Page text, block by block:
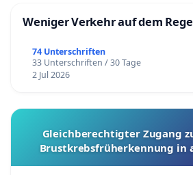
Weniger Verkehr auf dem
74 Unterschriften
33 Unterschriften / 30 Tage
2 Jul 2026
Gleichberechtigter Zugang
Brustkrebsfrüherkennung in